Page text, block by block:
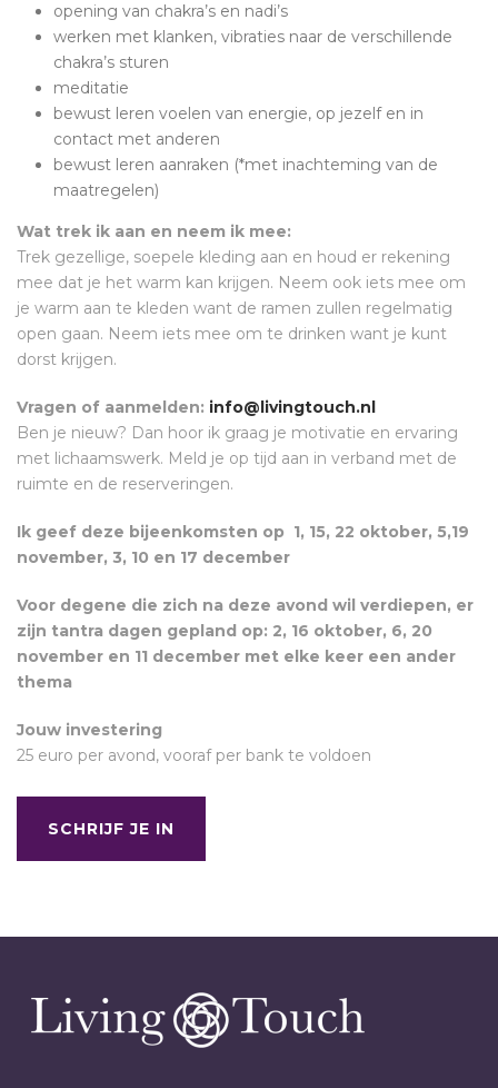
opening van chakra’s en nadi’s
werken met klanken, vibraties naar de verschillende
chakra’s sturen
meditatie
bewust leren voelen van energie, op jezelf en in
contact met anderen
bewust leren aanraken (*met inachteming van de
maatregelen)
Wat trek ik aan en neem ik mee:
Trek gezellige, soepele kleding aan en houd er rekening
mee dat je het warm kan krijgen. Neem ook iets mee om
je warm aan te kleden want de ramen zullen regelmatig
open gaan. Neem iets mee om te drinken want je kunt
dorst krijgen.
Vragen of aanmelden: info@livingtouch.nl
Ben je nieuw? Dan hoor ik graag je motivatie en ervaring
met lichaamswerk. Meld je op tijd aan in verband met de
ruimte en de reserveringen.
Ik geef deze bijeenkomsten op 1, 15, 22 oktober, 5,19
november, 3, 10 en 17 december
Voor degene die zich na deze avond wil verdiepen, er
zijn tantra dagen gepland op: 2, 16 oktober, 6, 20
november en 11 december met elke keer een ander
thema
Jouw investering
25 euro per avond, vooraf per bank te voldoen
SCHRIJF JE IN